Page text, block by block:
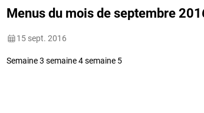
Menus du mois de septembre
15 sept. 2016
Semaine 3 semaine 4 semaine 5